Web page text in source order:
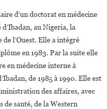
d’un doctorat en médecine
au Nigeria, la
l’Ouest. Elle a intégré
en 1983. Par la suite elle
en médecine interne à
de 1985 à 1990. Elle est
des affaires, avec
de santé, de la Western